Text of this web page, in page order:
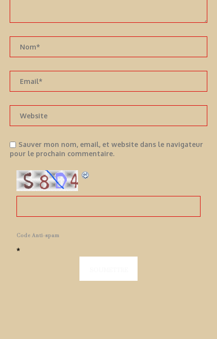
Sauver mon nom, email, et website dans le navigateur
pour le prochain commentaire.
Code Anti-spam
*